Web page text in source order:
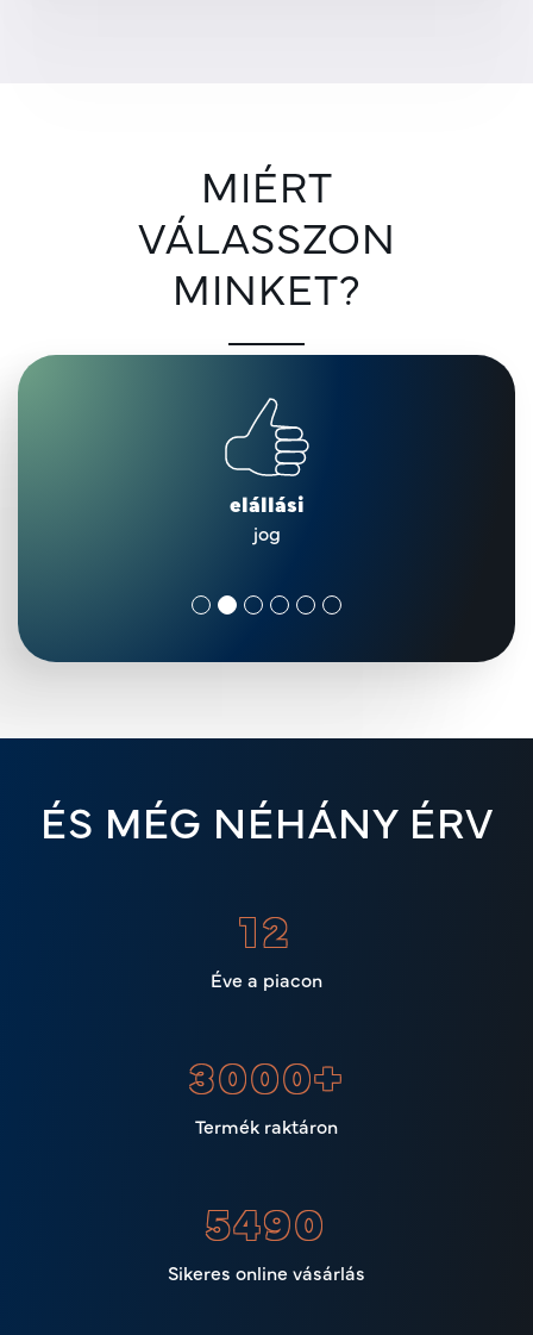
MIÉRT
VÁLASSZON
MINKET?
elállási
jog
ÉS MÉG NÉHÁNY ÉRV
15
Éve a piacon
3000+
Termék raktáron
6732
Sikeres online vásárlás